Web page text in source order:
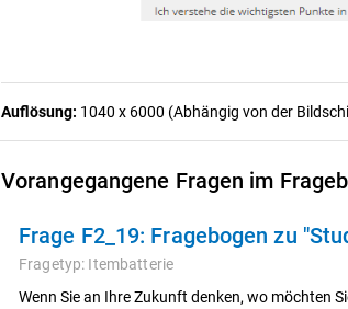
Auflösung: 1040 x 6000 (Abhängig von der
Vorangegangene Fragen im
Frage F2_19: Fragebogen zu
Fragetyp: Itembatterie
Wenn Sie an Ihre Zukunft denken, wo möchten